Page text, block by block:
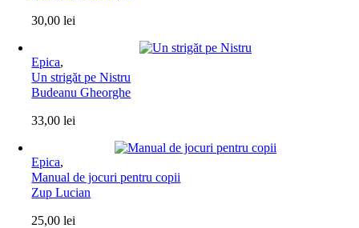
30,00lei
Epica,
Un strigăt pe Nistru
Budeanu Gheorghe
33,00lei
Epica,
Manual de jocuri pentru copii
Zup Lucian
25,00lei